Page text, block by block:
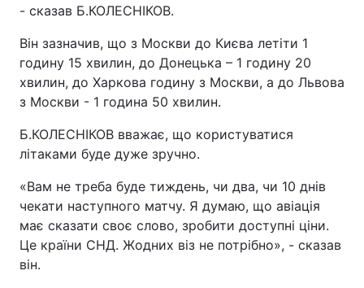
- сказав Б.КОЛЕСНІКОВ.
Він зазначив, що з Москви до Києва летіти 1
годину 15 хвилин, до Донецька – 1 годину 20
хвилин, до Харкова годину з Москви, а до Львова
з Москви - 1 година 50 хвилин.
Б.КОЛЕСНІКОВ вважає, що користуватися
літаками буде дуже зручно.
«Вам не треба буде тиждень, чи два, чи 10 днів
чекати наступного матчу. Я думаю, що авіація
має сказати своє слово, зробити доступні ціни.
Це країни СНД. Жодних віз не потрібно», - сказав
він.